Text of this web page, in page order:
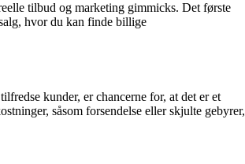
tilbud og marketing gimmicks. Det første
hvor du kan finde billige
kunder, er chancerne for, at det er et
såsom forsendelse eller skjulte gebyrer,